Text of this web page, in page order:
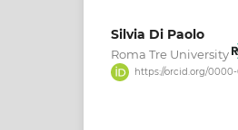
Silvia Di Paolo
Roma Tre University
https://orcid.org/